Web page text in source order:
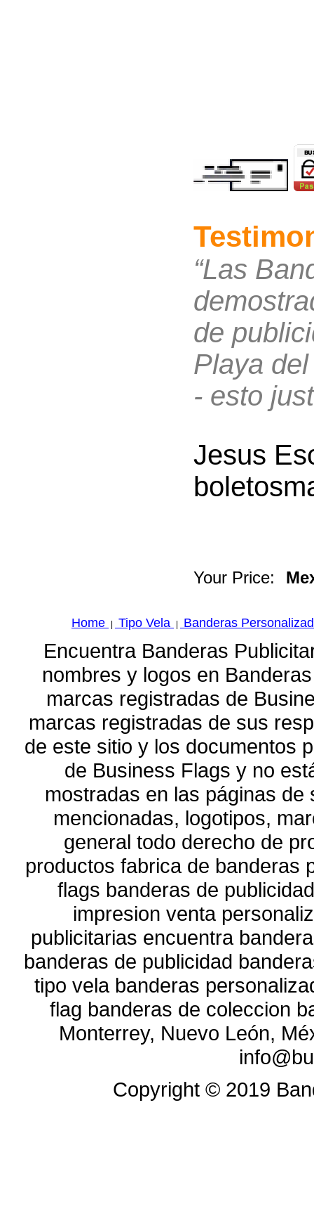
“Las
de
Playa
- esto
Jesus
Your Price:
Home Tipo Vela Banderas
Encuentra Banderas
nombres y logos en
marcas registradas de
marcas registradas de sus
de este sitio y los documentos
de Business Flags y no
mostradas en las páginas
mencionadas, logotipos,
general todo derecho de
productos fabrica de banderas
flags banderas de
impresion venta
publicitarias encuentra
banderas de publicidad
tipo vela banderas
flag banderas de coleccion
Monterrey, Nuevo León,
Copyright © 2019